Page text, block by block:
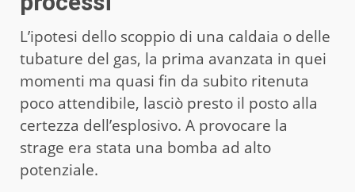
L’ipotesi dello scoppio di una caldaia o delle
tubature del gas, la prima avanzata in quei
momenti ma quasi fin da subito ritenuta
poco attendibile, lasciò presto il posto alla
certezza dell’esplosivo. A provocare la
strage era stata una bomba ad alto
potenziale.